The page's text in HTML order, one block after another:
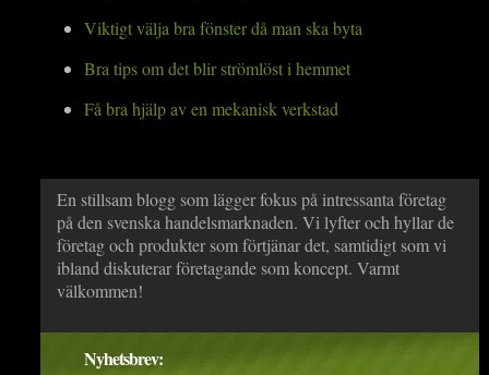
Viktigt välja bra fönster då man ska byta
Bra tips om det blir strömlöst i hemmet
Få bra hjälp av en mekanisk verkstad
En stillsam blogg som lägger fokus på intressanta företag
på den svenska handelsmarknaden. Vi lyfter och hyllar de
företag och produkter som förtjänar det, samtidigt som vi
ibland diskuterar företagande som koncept. Varmt
välkommen!
Nyhetsbrev: